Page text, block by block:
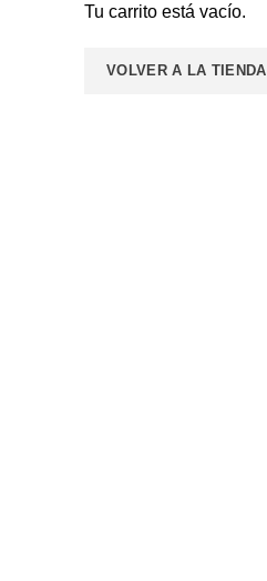
Tu carrito está vacío.
VOLVER A LA TIENDA